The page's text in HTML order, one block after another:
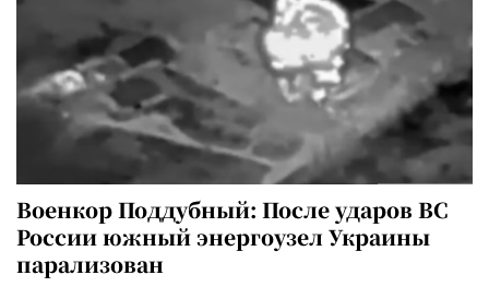
Военкор Поддубный: После ударов ВС
России южный энергоузел Украины
парализован